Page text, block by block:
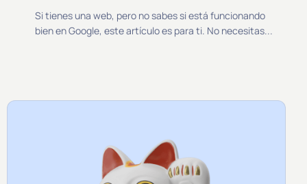
Si tienes una web, pero no sabes si está funcionando
bien en Google, este artículo es para ti. No necesitas...